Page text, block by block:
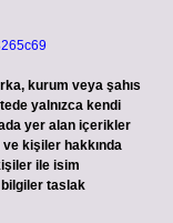
kurum veya şahıs
yalnızca kendi
yer alan içerikler
kişiler hakkında
ile isim
taslak